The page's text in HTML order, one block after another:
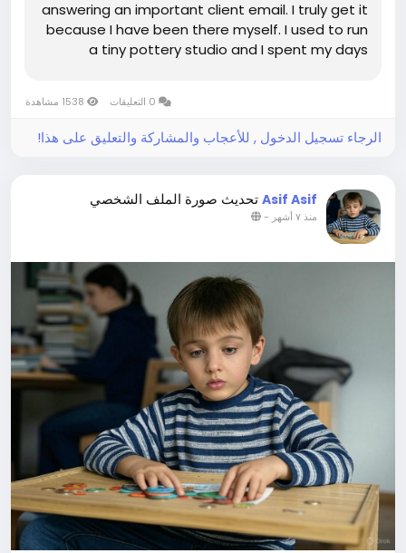
answering an important client email. I truly get it
because I have been there myself. I used to run
a tiny pottery studio and I spent my days
of invoices and confusing tax...
الرجاء تسجيل الدخول , للأعجاب والمشاركة والتعليق على هذا!
Asif Asif تحديث صورة الملف الشخصي
منذ ٧ أشهر -